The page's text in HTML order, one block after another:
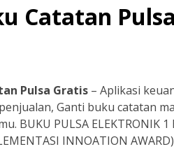
Catatan
Pulsa Gratis – Aplikasi
Ganti buku catatan
BUKU PULSA ELEKTRONIK 1
INNOATION